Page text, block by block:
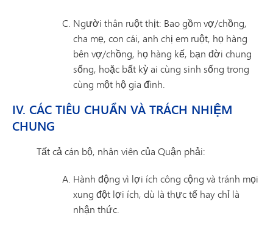
Người thân ruột thịt: Bao gồm vợ/chồng,
cha mẹ, con cái, anh chị em ruột, họ hàng
bên vợ/chồng, họ hàng kế, bạn đời chung
sống, hoặc bất kỳ ai cùng sinh sống trong
cùng một hộ gia đình.
IV. CÁC TIÊU CHUẨN VÀ TRÁCH NHIỆM
CHUNG
Tất cả cán bộ, nhân viên của Quận phải:
Hành động vì lợi ích công cộng và tránh mọi
xung đột lợi ích, dù là thực tế hay chỉ là
nhận thức.